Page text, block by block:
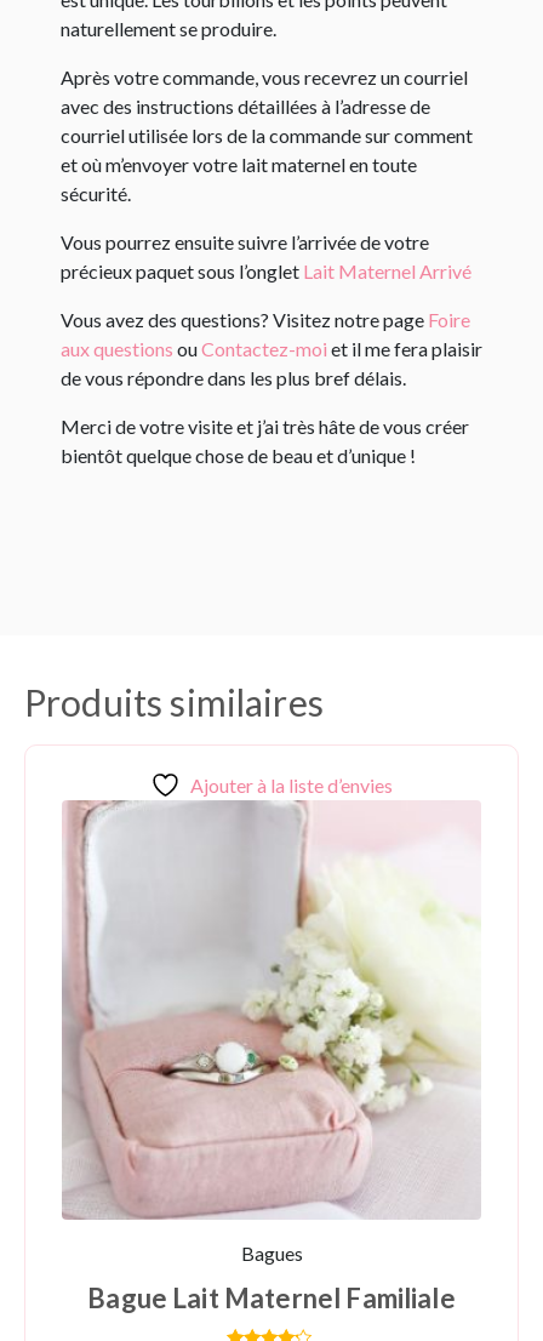
naturellement se produire.
Après votre commande, vous recevrez un courriel
avec des instructions détaillées à l’adresse de
courriel utilisée lors de la commande sur comment
et où m’envoyer votre lait maternel en toute
sécurité.
Vous pourrez ensuite suivre l’arrivée de votre
précieux paquet sous l’onglet Lait Maternel Arrivé
Vous avez des questions? Visitez notre page Foire
aux questions ouContactez-moi et il me fera plaisir
de vous répondre dans les plus bref délais.
Merci de votre visite et j’ai très hâte de vous créer
bientôt quelque chose de beau et d’unique !
Produits similaires
Ajouter à la liste d’envies
Bagues
Bague Lait Maternel Familiale